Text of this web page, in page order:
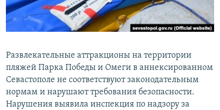
ПОБЕДИТЕЛЕЙ НЕ СУДЯТ?
КРЫМ.НЕПОКОРЕННЫЙ
УКРАИНСКАЯ ПРОБЛЕМА КРЫМА
ПРИСОЕДИНЯЙТЕСЬ!
Все сайты RFE/RL
Развлекательные аттракционы на территории
пляжей Парка Победы и Омеги в аннексированном
Севастополе не соответствуют законодательным
нормам и нарушают требования безопасности.
Нарушения выявила инспекция по надзору за